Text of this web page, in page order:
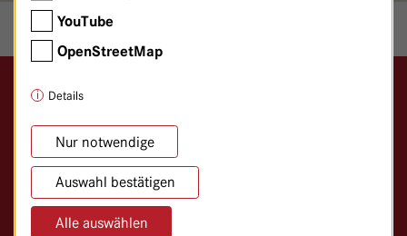
Logo GKH Havelhöhe
Gemeinschaftskrankenhaus Havelhöhe
Klinik für Anthroposophische Medizin
Kladower Damm 221
14089 Berlin
YouTube
OpenStreetMap
Details
Nur notwendige
Auswahl bestätigen
Alle auswählen